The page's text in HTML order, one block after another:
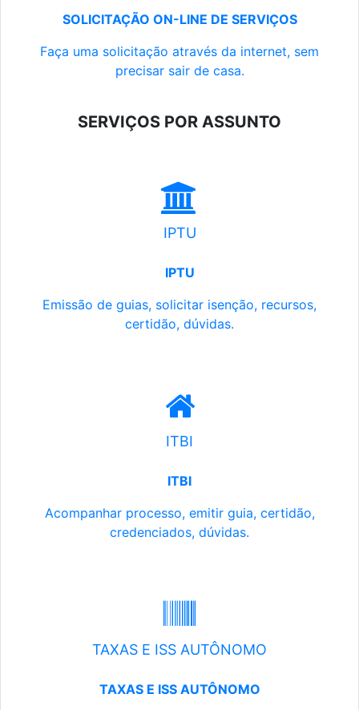
SOLICITAÇÃO ON-LINE DE SERVIÇOS
Faça uma solicitação através da internet, sem
precisar sair de casa.
SERVIÇOS POR ASSUNTO
IPTU
IPTU
Emissão de guias, solicitar isenção, recursos,
certidão, dúvidas.
ITBI
ITBI
Acompanhar processo, emitir guia, certidão,
credenciados, dúvidas.
TAXAS E ISS AUTÔNOMO
TAXAS E ISS AUTÔNOMO